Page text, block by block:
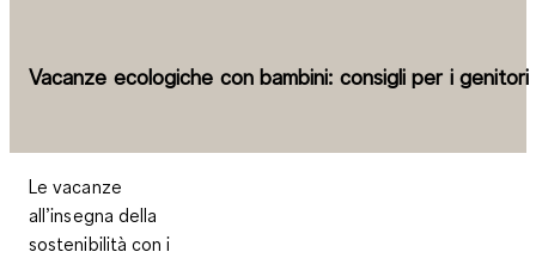
Vacanze ecologiche con bambini: consigli per i genitori
Le vacanze
all’insegna della
sostenibilità con i